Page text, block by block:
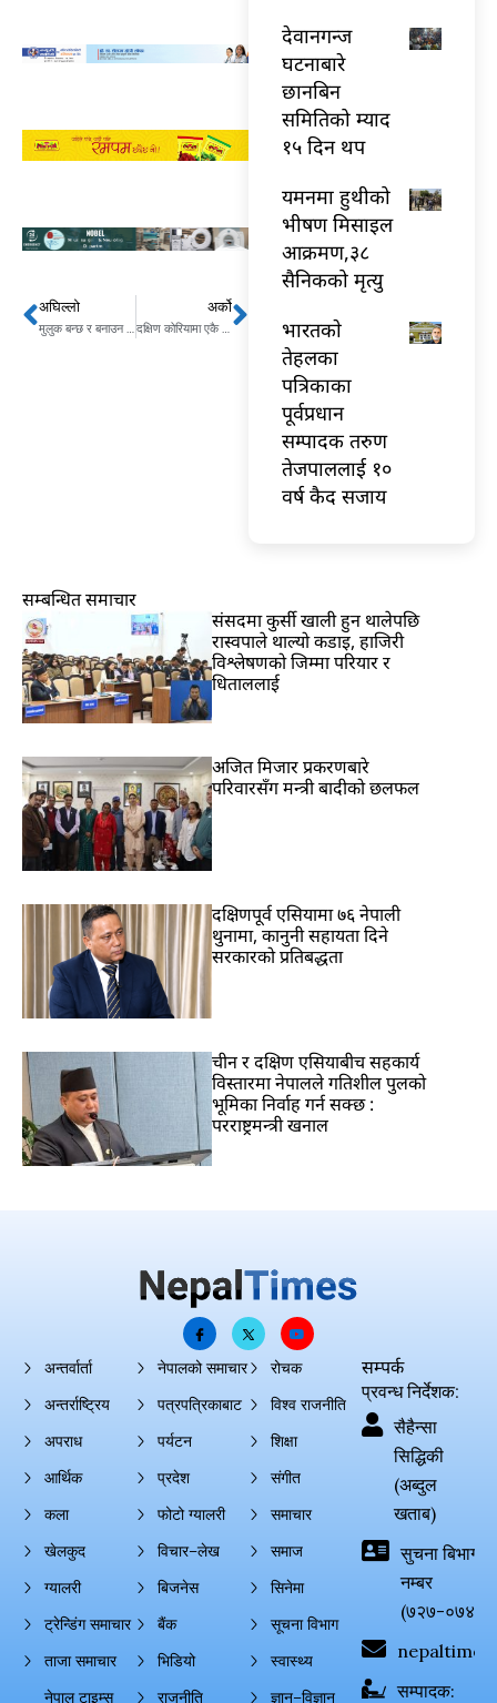
Prev
अघिल्लो
मुलुक बन्छ र बनाउन सक्छु भन्ने दृढता मसँग छ: प्रधानमन्त्री
अर्को
दक्षिण कोरियामा एकै महिनामा गुम्यो १० लाख रोजगारी Next
देवानगन्ज
घटनाबारे
छानबिन
समितिको म्याद
१५ दिन थप
यमनमा हुथीको
भीषण मिसाइल
आक्रमण,३८
सैनिकको मृत्यु
भारतकाे
तेहलका
पत्रिकाका
पूर्वप्रधान
सम्पादक तरुण
तेजपाललाई १०
वर्ष कैद सजाय
सम्बन्धित समाचार
संसदमा कुर्सी खाली हुन थालेपछि
रास्वपाले थाल्यो कडाइ, हाजिरी
विश्लेषणको जिम्मा परियार र
धिताललाई
अजित मिजार प्रकरणबारे
परिवारसँग मन्त्री बादीको छलफल
दक्षिणपूर्व एसियामा ७६ नेपाली
थुनामा, कानुनी सहायता दिने
सरकारको प्रतिबद्धता
चीन र दक्षिण एसियाबीच सहकार्य
विस्तारमा नेपालले गतिशील पुलको
भूमिका निर्वाह गर्न सक्छ :
परराष्ट्रमन्त्री खनाल
अन्तर्वार्ता
अन्तर्राष्ट्रिय
अपराध
आर्थिक
कला
खेलकुद
ग्यालरी
ट्रेन्डिंग समाचार
ताजा समाचार
नेपाल टाइम्स
नेपालको समाचार
पत्रपत्रिकाबाट
पर्यटन
प्रदेश
फोटो ग्यालरी
विचार–लेख
बिजनेस
बैंक
भिडियो
राजनीति
रोचक
विश्व राजनीति
शिक्षा
संगीत
समाचार
समाज
सिनेमा
सूचना विभाग
स्वास्थ्य
ज्ञान–विज्ञान
सम्पर्क
प्रवन्ध निर्देशक:
सैहैन्सा
सिद्धिकी
(अब्दुल
खताब)
सुचना बिभाग
नम्बर
(७२७-०७४-
सम्पादक: